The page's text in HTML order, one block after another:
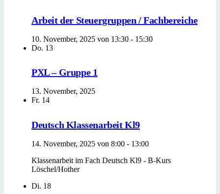
Arbeit der Steuergruppen / Fachbereiche
10. November, 2025 von 13:30 - 15:30
Do. 13
PXL – Gruppe 1
13. November, 2025
Fr. 14
Deutsch Klassenarbeit Kl9
14. November, 2025 von 8:00 - 13:00
Klassenarbeit im Fach Deutsch Kl9 - B-Kurs
Löschel/Hother
Di. 18